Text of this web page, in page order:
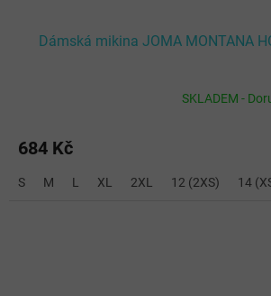
Dámská mikina JOMA MONTANA
SKLADEM -
684 Kč
S M L XL 2XL 12 (2XS) 14